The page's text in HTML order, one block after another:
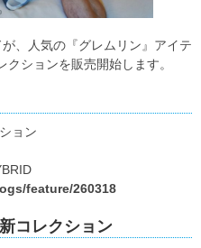
、人気の『グレムリン』アイテ
ションを販売開始します。
ョン
feature/260318
コレクション